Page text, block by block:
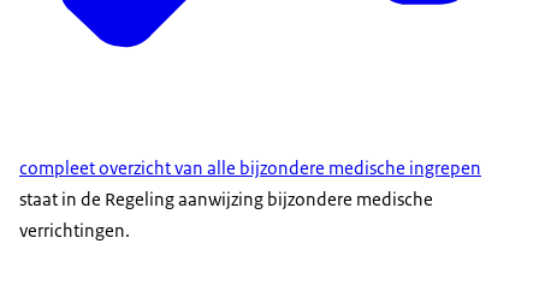
compleet overzicht van alle bijzondere medische ingrepen
staat in de Regeling aanwijzing bijzondere medische
verrichtingen.